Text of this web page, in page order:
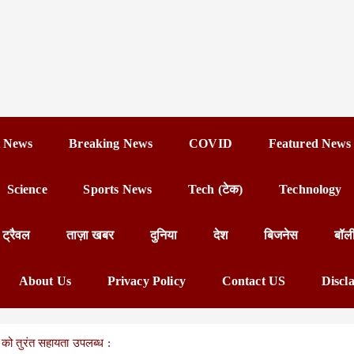
Breaking News COVID Featured News
Science Sports News Tech (टेक) Technology
ट्रैवल ताज़ा खबर दुनिया देश बिजनेस
About Us Privacy Policy Contact US
तुरंत सहायता उपलब्ध :